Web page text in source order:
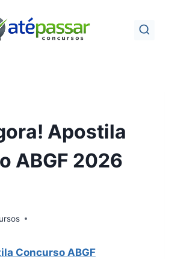
Apostila
ABGF 2026
Concurso ABGF